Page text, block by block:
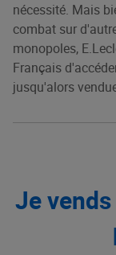
nécessité. Mais
combat sur
monopoles,
Français
jusqu'alors
Je